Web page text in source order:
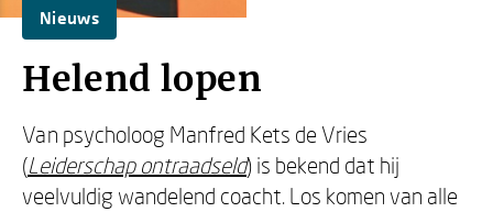
Nieuws
Helend lopen
Van psycholoog Manfred Kets de Vries
(Leiderschap ontraadseld) is bekend dat hij
veelvuldig wandelend coacht. Los komen van alle